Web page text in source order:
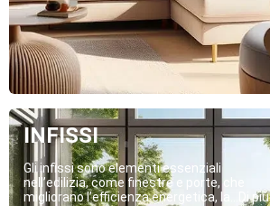
INFISSI
Gli infissi sono elementi essenziali
nell’edilizia, come finestre e porte, che
migliorano l’efficienza energetica, la...Di più